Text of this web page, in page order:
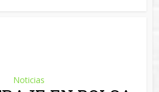
nos enseña
que hacer el
bolsa